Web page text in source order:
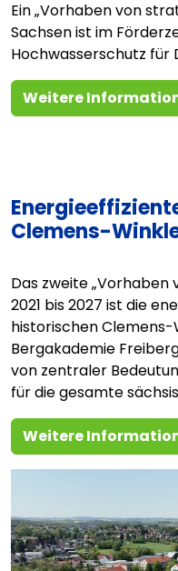
Ein „Vorhaben von
Sachsen ist im
Hochwasserschutz für
Weitere
Clemens-
Das zweite
2021 bis 2027 ist die
historischen Clemens-
Bergakademie
von zentraler
für die gesamte
Weitere